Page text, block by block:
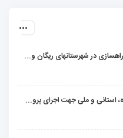
رونمایی از ماشین آلات سنگین راهسازی در شهرستانهای ریگان و گنبکی
تخصیص اعتبارات ارزش افزوده، استانی و ملی جهت اجرای پروژه‌های عمرانی در شهرستان گنبکی